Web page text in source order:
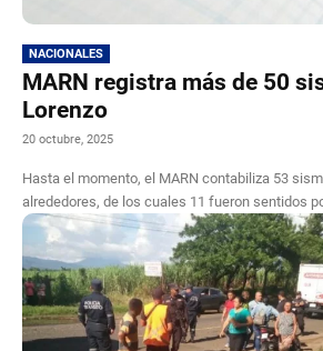
NACIONALES
MARN registra más de 50
Lorenzo
20 octubre, 2025
Hasta el momento, el MARN contabiliza 53
alrededores, de los cuales 11 fueron sentidos